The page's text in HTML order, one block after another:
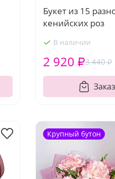
Букет из 15
кенийских роз
В наличии
3 440 ₽
2 920 ₽
Крупный бутон